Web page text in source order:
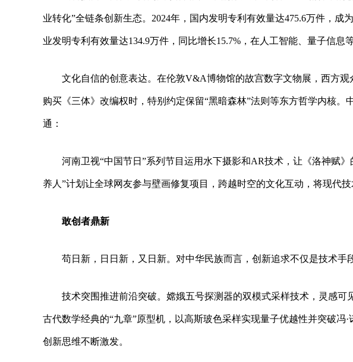
业转化”全链条创新生态。2024年，国内发明专利有效量达475.6万件，成
业发明专利有效量达134.9万件，同比增长15.7%，在人工智能、量子信息
文化自信的创意表达。在伦敦V&A博物馆的故宫数字文物展，西方观
购买《三体》改编权时，特别约定保留“黑暗森林”法则等东方哲学内核
通：
河南卫视“中国节日”系列节目运用水下摄影和AR技术，让《洛神赋
养人”计划让全球网友参与壁画修复项目，跨越时空的文化互动，将现代
敢创者鼎新
苟日新，日日新，又日新。对中华民族而言，创新追求不仅是技术手
技术突围推进前沿突破。嫦娥五号探测器的双模式采样技术，灵感可
古代数学经典的“九章”原型机，以高斯玻色采样实现量子优越性并突破冯
创新思维不断激发。